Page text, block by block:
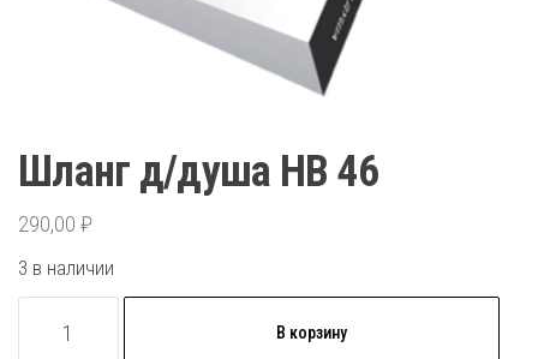
Шланг д/душа HB 46
290,00 ₽
3 в наличии
товара
В корзину